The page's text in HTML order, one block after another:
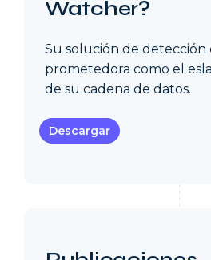
Watcher?
Su solución de detección
prometedora como el
de su cadena de datos.
Descargar